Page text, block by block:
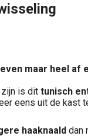
maar heel af
zijn is dit tunisch
eens uit de kast
haaknaald dan